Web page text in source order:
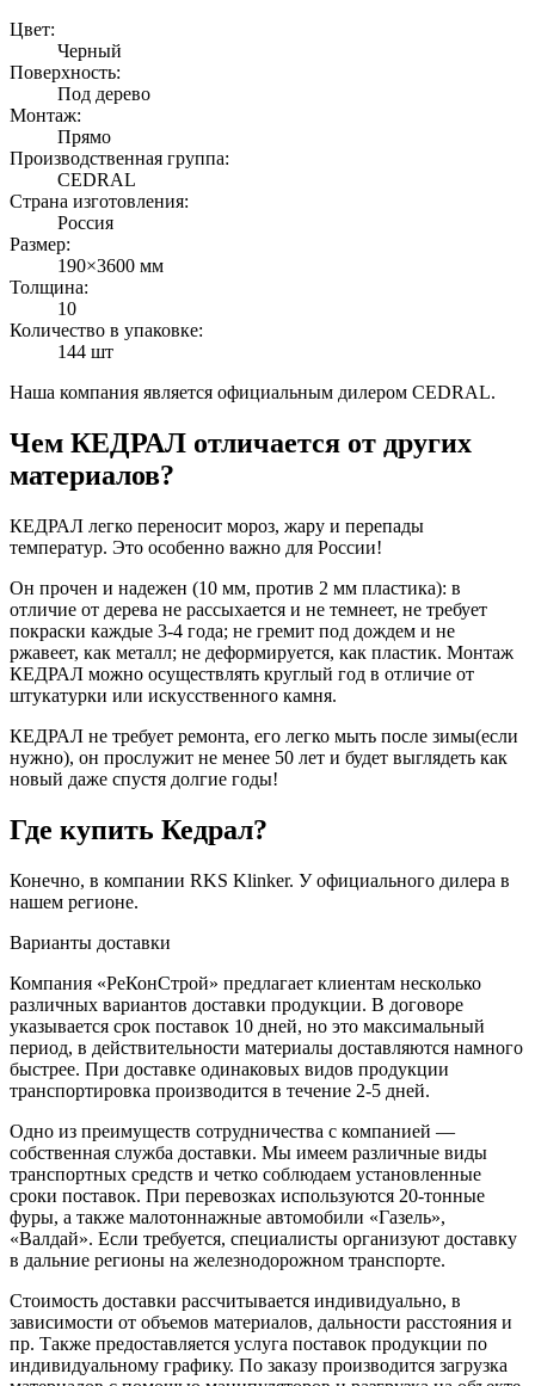
Цвет:
Черный
Поверхность:
Под дерево
Монтаж:
Прямо
Производственная группа:
CEDRAL
Страна изготовления:
Россия
Размер:
190×3600 мм
Толщина:
10
Количество в упаковке:
144 шт
Наша компания является официальным дилером CEDRAL.
Чем КЕДРАЛ отличается от других
материалов?
КЕДРАЛ легко переносит мороз, жару и перепады
температур. Это особенно важно для России!
Он прочен и надежен (10 мм, против 2 мм пластика): в
отличие от дерева не рассыхается и не темнеет, не требует
покраски каждые 3-4 года; не гремит под дождем и не
ржавеет, как металл; не деформируется, как пластик. Монтаж
КЕДРАЛ можно осуществлять круглый год в отличие от
штукатурки или искусственного камня.
КЕДРАЛ не требует ремонта, его легко мыть после зимы(если
нужно), он прослужит не менее 50 лет и будет выглядеть как
новый даже спустя долгие годы!
Где купить Кедрал?
Конечно, в компании RKS Klinker. У официального дилера в
нашем регионе.
Варианты доставки
Компания «РеКонСтрой» предлагает клиентам несколько
различных вариантов доставки продукции. В договоре
указывается срок поставок 10 дней, но это максимальный
период, в действительности материалы доставляются намного
быстрее. При доставке одинаковых видов продукции
транспортировка производится в течение 2-5 дней.
Одно из преимуществ сотрудничества с компанией —
собственная служба доставки. Мы имеем различные виды
транспортных средств и четко соблюдаем установленные
сроки поставок. При перевозках используются 20-тонные
фуры, а также малотоннажные автомобили «Газель»,
«Валдай». Если требуется, специалисты организуют доставку
в дальние регионы на железнодорожном транспорте.
Стоимость доставки рассчитывается индивидуально, в
зависимости от объемов материалов, дальности расстояния и
пр. Также предоставляется услуга поставок продукции по
индивидуальному графику. По заказу производится загрузка